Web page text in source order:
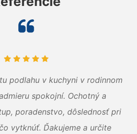
podlahu v kuchyni v rodinnom
spokojní. Ochotný a
poradenstvo, dôslednosť pri
vytknúť. Ďakujeme a určite